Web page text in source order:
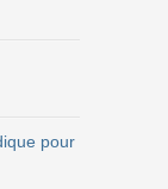
pour